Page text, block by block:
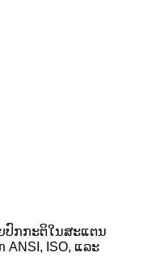
ປົກກະຕິໃນສະແຕນ
ISO, ແລະ